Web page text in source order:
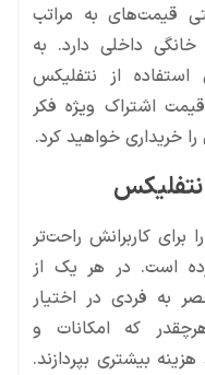
قیمت‌های به مراتب
داخلی دارد. به
از نتفلیکس
اشتراک ویژه فکر
را خریداری خواهید کرد.
نتفلیکس
برای کاربرانش راحت‌تر
است. در هر یک از
به فردی در اختیار
که امکانات و
بیشتری بپردازند.